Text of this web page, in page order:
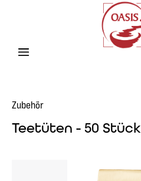
Zubehör
Teetüten - 50 Stück